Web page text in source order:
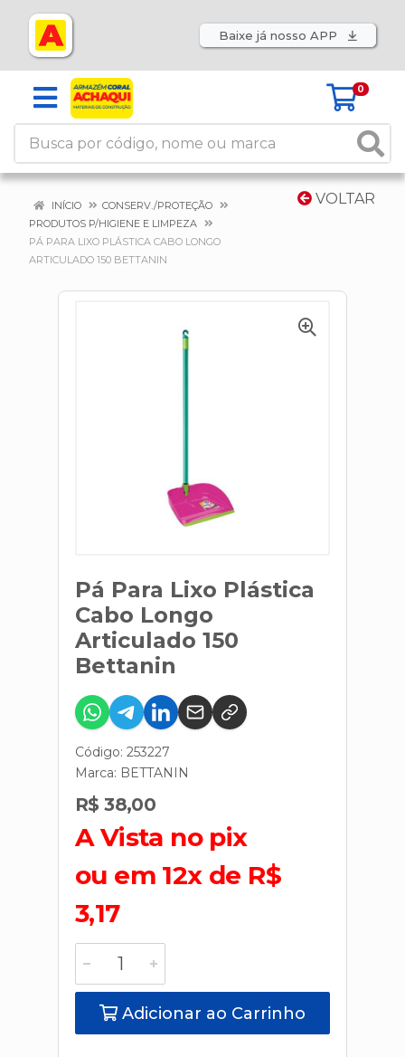
Baixe já nosso APP
0
VOLTAR
INÍCIO
CONSERV./PROTEÇÃO
PRODUTOS P/HIGIENE E LIMPEZA
PÁ PARA LIXO PLÁSTICA CABO LONGO
ARTICULADO 150 BETTANIN
Pá Para Lixo Plástica
Cabo Longo
Articulado 150
Bettanin
Código: 253227
Marca: BETTANIN
R$ 38,00
A Vista no pix
ou em 12x de R$
3,17
Adicionar ao Carrinho